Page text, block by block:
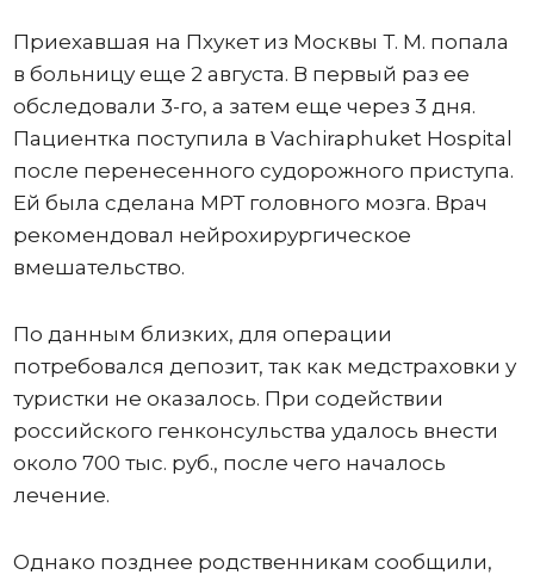
Приехавшая на Пхукет из Москвы Т. М. попала
в больницу еще 2 августа. В первый раз ее
обследовали 3-го, а затем еще через 3 дня.
Пациентка поступила в Vachiraphuket Hospital
после перенесенного судорожного приступа.
Ей была сделана МРТ головного мозга. Врач
рекомендовал нейрохирургическое
вмешательство.
По данным близких, для операции
потребовался депозит, так как медстраховки у
туристки не оказалось. При содействии
российского генконсульства удалось внести
около 700 тыс. руб., после чего началось
лечение.
Однако позднее родственникам сообщили,